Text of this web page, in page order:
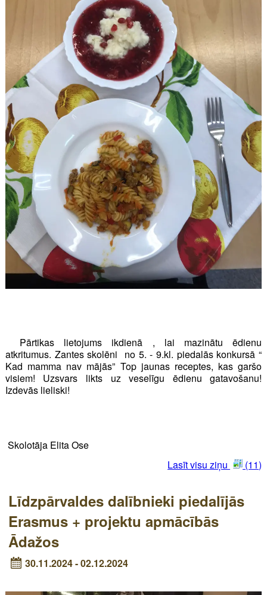
Pārtikas lietojums ikdienā , lai mazinātu ēdienu
atkritumus. Zantes skolēni no 5. - 9.kl. piedalās konkursā “
Kad mamma nav mājās” Top jaunas receptes, kas garšo
visiem! Uzsvars likts uz veselīgu ēdienu gatavošanu!
Izdevās lieliski!
Skolotāja Elita Ose
Lasīt visu ziņu
(11)
Līdzpārvaldes dalībnieki piedalījās
Erasmus + projektu apmācībās
Ādažos
30.11.2024 - 02.12.2024